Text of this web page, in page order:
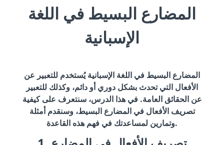
المضارع البسيط في اللغة
الإسبانية
المضارع البسيط في اللغة الإسبانية يُستخدم للتعبير عن
الأفعال التي تحدث بشكل دوري أو دائم، وكذلك للتعبير
عن الحقائق العامة. في هذا الدرس، سنتعرف على كيفية
تصريف الأفعال في المضارع البسيط، وسنقدم أمثلة
وتمارين لمساعدتك في فهم هذه القاعدة.